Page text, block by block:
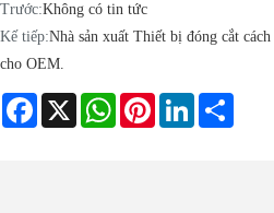
Trước:Không có tin tức
Kế tiếp:Nhà sản xuất Thiết bị đóng cắt
cho OEM.
Facebook
X WhatsAppPinterestLinkedIn